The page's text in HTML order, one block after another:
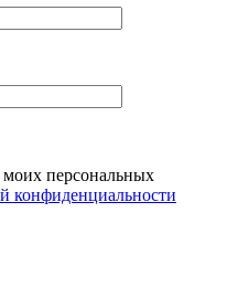
моих персональных
конфиденциальности